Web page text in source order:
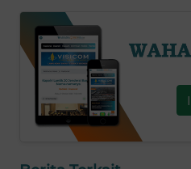
WN
SERAMBI
WN
JAMBI
SULTRA